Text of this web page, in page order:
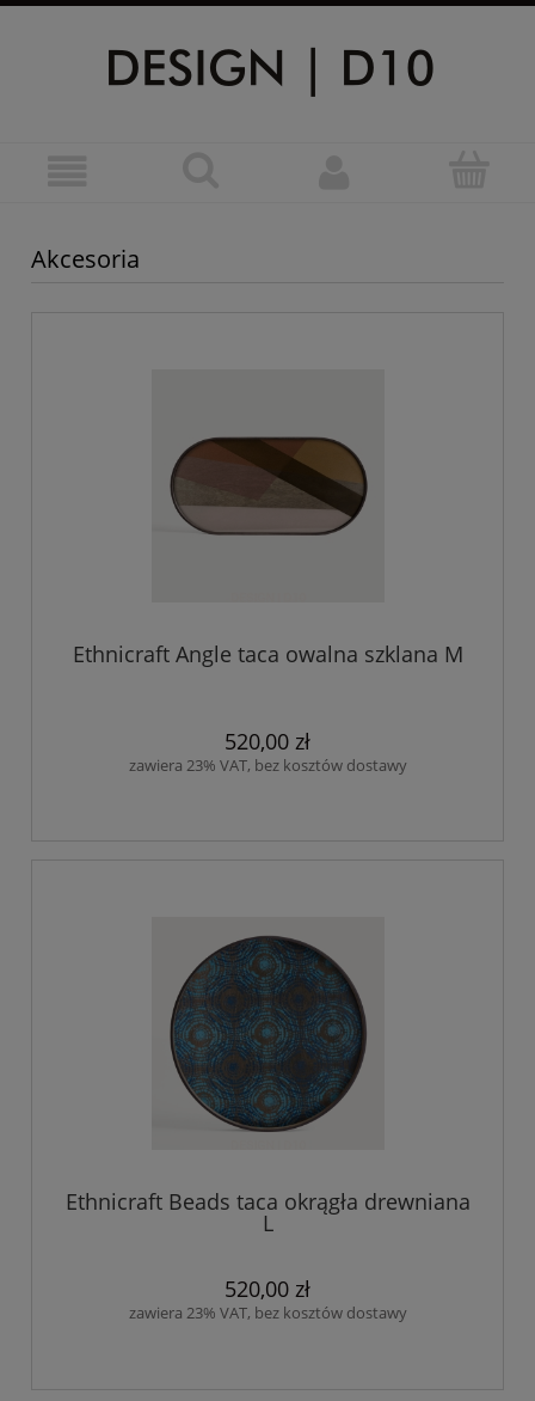
Akcesoria
Ethnicraft Angle taca owalna szklana M
520,00 zł
zawiera 23% VAT, bez kosztów dostawy
Ethnicraft Beads taca okrągła drewniana
L
520,00 zł
zawiera 23% VAT, bez kosztów dostawy